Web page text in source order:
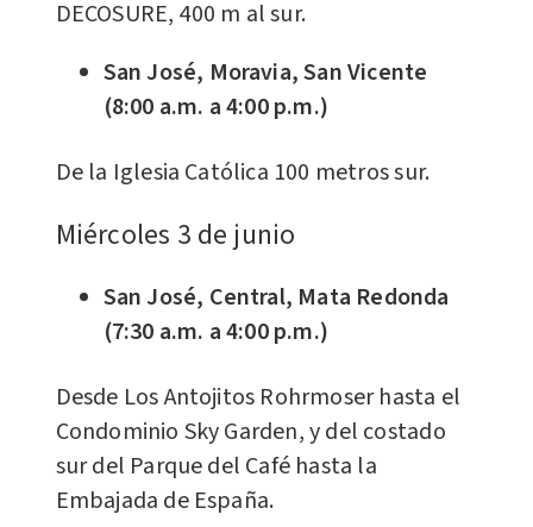
DECOSURE, 400 m al sur.
San José, Moravia, San Vicente
(8:00 a.m. a 4:00 p.m.)
De la Iglesia Católica 100 metros sur.
Miércoles 3 de junio
San José, Central, Mata Redonda
(7:30 a.m. a 4:00 p.m.)
Desde Los Antojitos Rohrmoser hasta el
Condominio Sky Garden, y del costado
sur del Parque del Café hasta la
Embajada de España.